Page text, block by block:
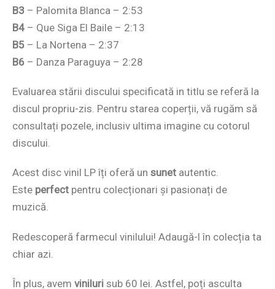
B3 – Palomita Blanca – 2:53
B4 – Que Siga El Baile – 2:13
B5 – La Nortena – 2:37
B6 – Danza Paraguya – 2:28
Evaluarea stării discului specificată in titlu se referă la
discul propriu-zis. Pentru starea coperții, vă rugăm să
consultați pozele, inclusiv ultima imagine cu cotorul
discului.
Acest disc vinil LP îți oferă un sunet autentic.
Este perfect pentru colecționari și pasionați de
muzică.
Redescoperă farmecul vinilului! Adaugă-l în colecția ta
chiar azi.
În plus, avem viniluri sub 60 lei. Astfel, poți asculta